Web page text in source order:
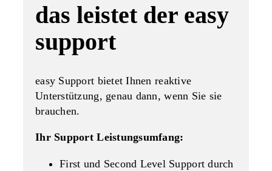
das leistet der easy
support
easy Support bietet Ihnen reaktive
Unterstützung, genau dann, wenn Sie sie
brauchen.
Ihr Support Leistungsumfang:
First und Second Level Support durch